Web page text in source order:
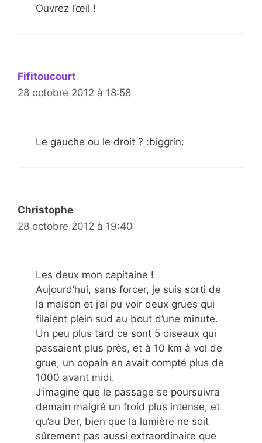
Ouvrez l’œil !
Fifitoucourt
28 octobre 2012 à 18:58
Le gauche ou le droit ? :biggrin:
Christophe
28 octobre 2012 à 19:40
Les deux mon capitaine !
Aujourd’hui, sans forcer, je suis sorti de
la maison et j’ai pu voir deux grues qui
filaient plein sud au bout d’une minute.
Un peu plus tard ce sont 5 oiseaux qui
passaient plus près, et à 10 km à vol de
grue, un copain en avait compté plus de
1000 avant midi.
J’imagine que le passage se poursuivra
demain malgré un froid plus intense, et
qu’au Der, bien que la lumière ne soit
sûrement pas aussi extraordinaire que